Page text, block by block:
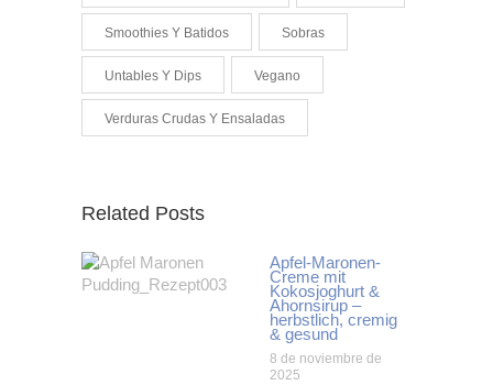
Smoothies Y Batidos Sobras
Untables Y Dips Vegano
Verduras Crudas Y Ensaladas
Related Posts
Apfel-Maronen-
Creme mit
Kokosjoghurt &
Ahornsirup –
herbstlich, cremig
& gesund
8 de noviembre de
2025